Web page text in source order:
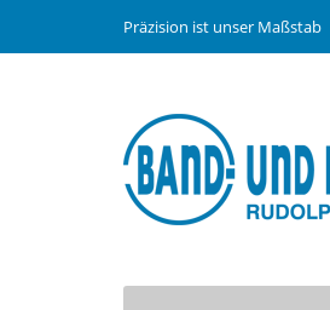
Präzision ist unser Maßstab